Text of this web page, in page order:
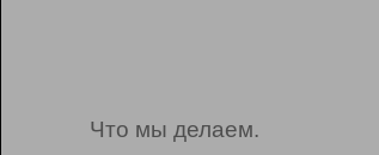
Что мы делаем.